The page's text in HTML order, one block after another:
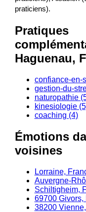
praticiens).
Pratiques
Haguenau,
confiance-en-
gestion-du-
naturopathie
kinesiologie
coaching (4)
Émotions
voisines
Lorraine,
Auvergne-
Schiltigheim,
69700 Givors,
38200